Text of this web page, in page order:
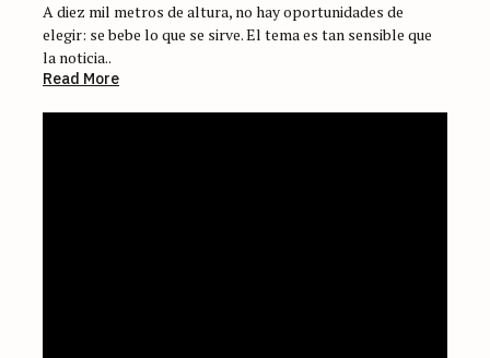
A diez mil metros de altura, no hay oportunidades de
elegir: se bebe lo que se sirve. El tema es tan sensible que
la noticia..
Read More